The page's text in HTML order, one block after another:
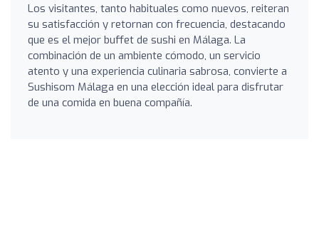
Los visitantes, tanto habituales como nuevos, reiteran
su satisfacción y retornan con frecuencia, destacando
que es el mejor buffet de sushi en Málaga. La
combinación de un ambiente cómodo, un servicio
atento y una experiencia culinaria sabrosa, convierte a
Sushisom Málaga en una elección ideal para disfrutar
de una comida en buena compañía.